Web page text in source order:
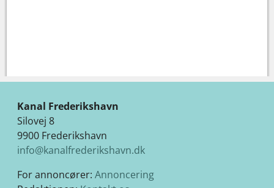
Kanal Frederikshavn
Silovej 8
9900 Frederikshavn
info@kanalfrederikshavn.dk
For annoncører: Annoncering